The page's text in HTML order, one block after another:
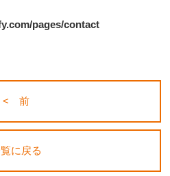
pages/contact
< 前
に戻る